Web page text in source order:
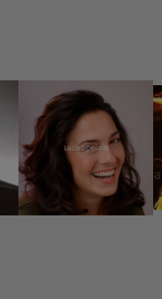
Lucia Siposová